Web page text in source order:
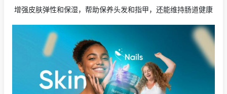
增强皮肤弹性和保湿，帮助保养头发和指甲，还能维持肠道健康